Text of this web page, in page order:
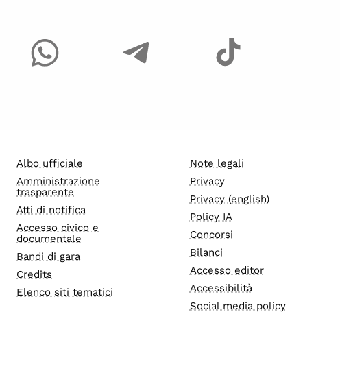
Albo ufficiale
Amministrazione
trasparente
Atti di notifica
Accesso civico e
documentale
Bandi di gara
Credits
Elenco siti tematici
Note legali
Privacy
Privacy (english)
Policy IA
Concorsi
Bilanci
Accesso editor
Accessibilità
Social media policy